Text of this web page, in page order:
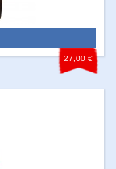
27,00 €